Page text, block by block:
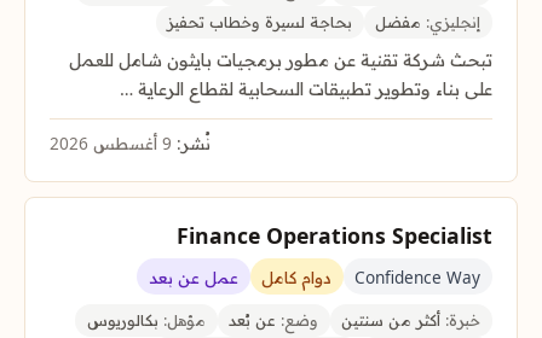
إنجليزي: مفضل بحاجة لسيرة وخطاب تحفيز
تبحث شركة تقنية عن مطور برمجيات بايثون شامل للعمل
على بناء وتطوير تطبيقات السحابية لقطاع الرعاية …
نُشر:
Finance Operations Specialist
Confidence Way دوام كامل عمل عن بعد
خبرة: أكثر من سنتين وضع: عن بُعد مؤهل: بكالوريوس